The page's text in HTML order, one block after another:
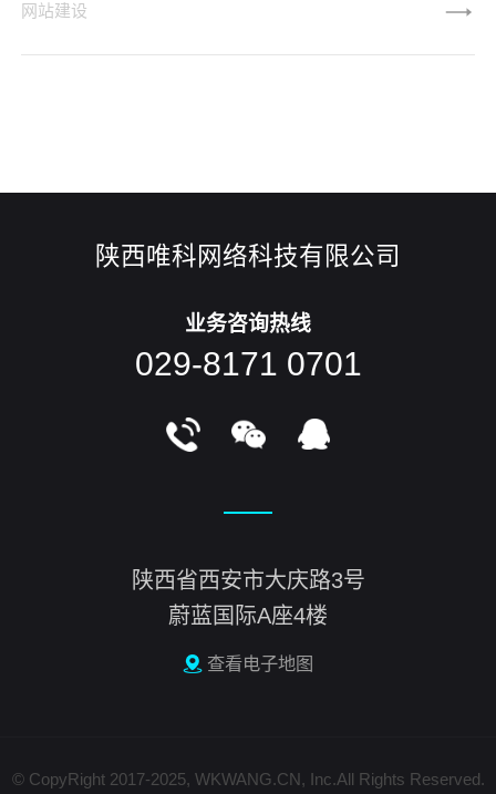
布局。我们将如何做好网站建设版面设计呢？重视你所做的每
一步并把它尽量的做到最好，相信结果也不会偏离轨道。下面
网站建设
陕西唯科网络科技有限公司
业务咨询热线
029-8171 0701
陕西省西安市大庆路3号
蔚蓝国际A座4楼
查看电子地图
© CopyRight 2017-2025, WKWANG.CN, Inc.All Rights Reserved.